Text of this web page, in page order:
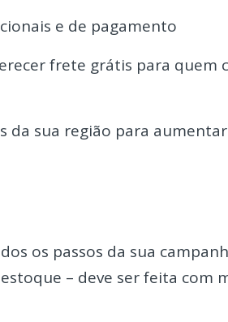
e de pagamento
frete grátis para quem
sua região para
os passos da sua
– deve ser feita com